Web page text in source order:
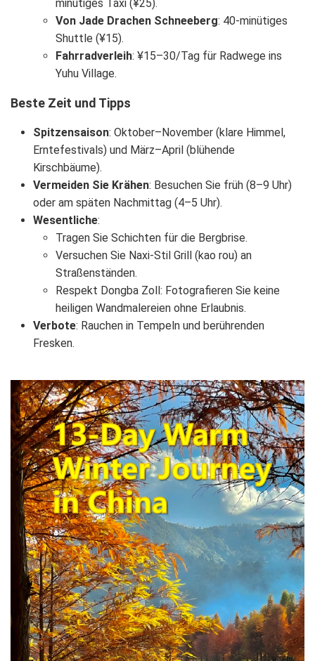
minütiges Taxi (¥25).
Von Jade Drachen Schneeberg: 40-minütiges
Shuttle (¥15).
Fahrradverleih: ¥15–30/Tag für Radwege ins
Yuhu Village.
Beste Zeit und Tipps
Spitzensaison: Oktober–November (klare Himmel,
Erntefestivals) und März–April (blühende
Kirschbäume).
Vermeiden Sie Krähen: Besuchen Sie früh (8–9 Uhr)
oder am späten Nachmittag (4–5 Uhr).
Wesentliche:
Tragen Sie Schichten für die Bergbrise.
Versuchen Sie Naxi-Stil Grill (kao rou) an
Straßenständen.
Respekt Dongba Zoll: Fotografieren Sie keine
heiligen Wandmalereien ohne Erlaubnis.
Verbote: Rauchen in Tempeln und berührenden
Fresken.